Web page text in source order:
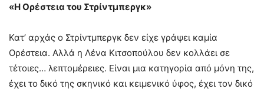
«Η Ορέστεια του Στρίντμπεργκ»
Κατ’ αρχάς ο Στρίντμπεργκ δεν είχε γράψει καμία
Ορέστεια. Αλλά η Λένα Κιτσοπούλου δεν κολλάει σε
τέτοιες… λεπτομέρειες. Είναι μια κατηγορία από μόνη της,
έχει το δικό της σκηνικό και κειμενικό ύφος, έχει τον δικό